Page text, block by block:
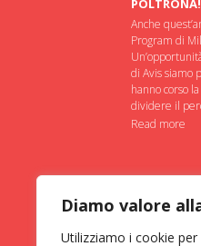
Diamo valore
Utilizziamo i cookie
Anche
Program di
di Avis siamo
hanno corso
dividere il
Read more